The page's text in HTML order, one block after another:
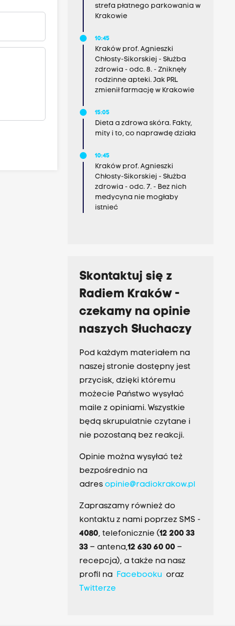
strefa płatnego parkowania w
Krakowie
10:45
Kraków prof. Agnieszki
Chłosty-Sikorskiej - Służba
zdrowia - odc. 8. - Zniknęły
rodzinne apteki. Jak PRL
zmienił farmację w Krakowie
15:05
Dieta a zdrowa skóra. Fakty,
mity i to, co naprawdę działa
10:45
Kraków prof. Agnieszki
Chłosty-Sikorskiej - Służba
zdrowia - odc. 7. - Bez nich
medycyna nie mogłaby
istnieć
Skontaktuj się z
Radiem Kraków -
czekamy na opinie
naszych Słuchaczy
Pod każdym materiałem na
naszej stronie dostępny jest
przycisk, dzięki któremu
możecie Państwo wysyłać
maile z opiniami. Wszystkie
będą skrupulatnie czytane i
nie pozostaną bez reakcji.
Opinie można wysyłać też
bezpośrednio na
adres opinie@radiokrakow.pl
Zapraszamy również do
kontaktu z nami poprzez SMS -
4080, telefonicznie (12 200 33
33– antena,12 630 60 00 –
recepcja), a także na nasz
profil na Facebookuoraz
Twitterze